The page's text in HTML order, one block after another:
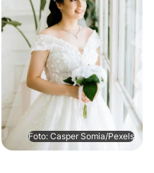
Foto: Casper Somia/Pexels